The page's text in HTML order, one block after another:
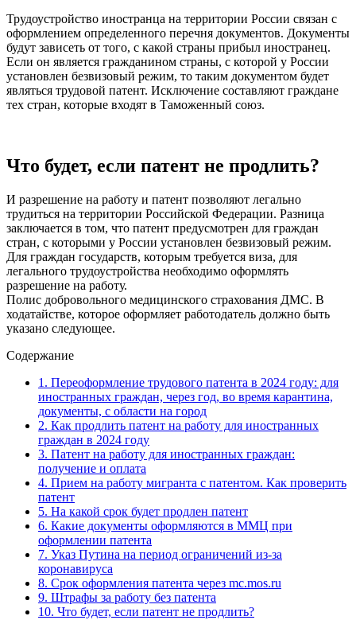
Трудоустройство иностранца на территории России связан с
оформлением определенного перечня документов. Документы
будут зависеть от того, с какой страны прибыл иностранец.
Если он является гражданином страны, с которой у России
установлен безвизовый режим, то таким документом будет
являться трудовой патент. Исключение составляют граждане
тех стран, которые входят в Таможенный союз.
Что будет, если патент не продлить?
И разрешение на работу и патент позволяют легально
трудиться на территории Российской Федерации. Разница
заключается в том, что патент предусмотрен для граждан
стран, с которыми у России установлен безвизовый режим.
Для граждан государств, которым требуется виза, для
легального трудоустройства необходимо оформлять
разрешение на работу.
Полис добровольного медицинского страхования ДМС. В
ходатайстве, которое оформляет работодатель должно быть
указано следующее.
Содержание
1. Переоформление трудового патента в 2024 году: для
иностранных граждан, через год, во время карантина,
документы, с области на город
2. Как продлить патент на работу для иностранных
граждан в 2024 году
3. Патент на работу для иностранных граждан:
получение и оплата
4. Прием на работу мигранта с патентом. Как проверить
патент
5. На какой срок будет продлен патент
6. Какие документы оформляются в ММЦ при
оформлении патента
7. Указ Путина на период ограничений из-за
коронавируса
8. Срок оформления патента через mc.mos.ru
9. Штрафы за работу без патента
10. Что будет, если патент не продлить?